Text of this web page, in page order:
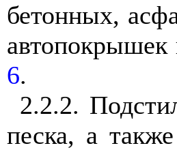
бетонных,
автопокрышек
6.
2.2.2.
песка, а